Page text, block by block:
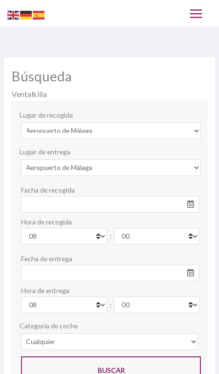
Búsqueda
Ventalkilia
Lugar de recogida
Lugar de entrega
Fecha de recogida
Hora de recogida
:
Fecha de entrega
Hora de entrega
:
Categoría de coche